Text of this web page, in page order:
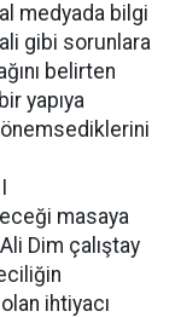
medyada bilgi
gibi sorunlara
belirten
yapıya
önemsediklerini
masaya
Dim çalıştay
ihtiyacı